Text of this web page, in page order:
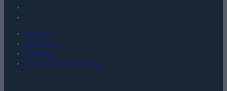
KONTAKT
REDAKCJA
REKLAMA
POLITYKA PRYWATNOŚCI